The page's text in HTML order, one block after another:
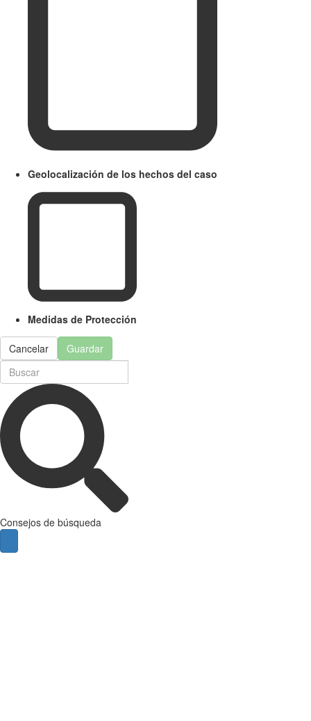
Geolocalización de los hechos del caso
Medidas de Protección
Cancelar Guardar
Consejos de búsqueda